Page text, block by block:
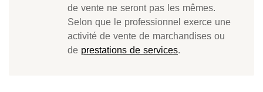
de vente ne seront pas les mêmes.
Selon que le professionnel exerce une
activité de vente de marchandises ou
de prestations de services.